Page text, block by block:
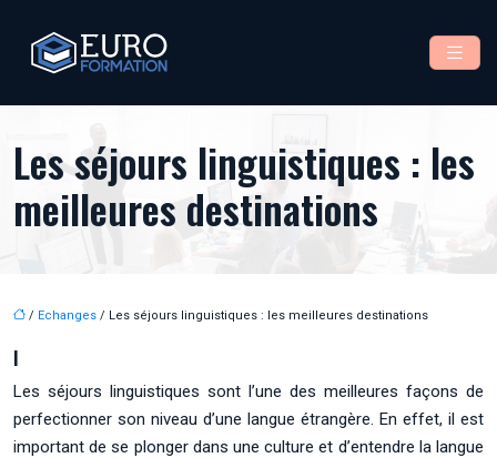
Les séjours linguistiques : les
meilleures destinations
/ Echanges / Les séjours linguistiques : les meilleures destinations
I
Les séjours linguistiques sont l’une des meilleures façons de
perfectionner son niveau d’une langue étrangère. En effet, il est
important de se plonger dans une culture et d’entendre la langue